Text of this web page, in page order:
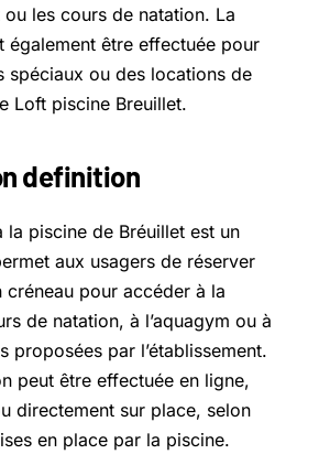
les cours de natation. La
également être effectuée pour
spéciaux ou des locations de
Loft piscine Breuillet.
definition
la piscine de Bréuillet est un
aux usagers de réserver
créneau pour accéder à la
de natation, à l’aquagym ou à
proposées par l’établissement.
peut être effectuée en ligne,
directement sur place, selon
en place par la piscine.